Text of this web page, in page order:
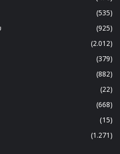
(535)
(925)
(2.012)
(379)
(882)
(22)
(668)
(15)
(1.271)